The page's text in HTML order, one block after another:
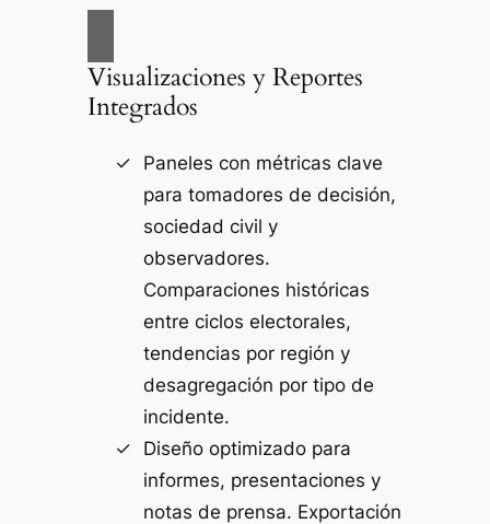
Visualizaciones y Reportes
Integrados
Paneles con métricas clave
para tomadores de decisión,
sociedad civil y
observadores.
Comparaciones históricas
entre ciclos electorales,
tendencias por región y
desagregación por tipo de
incidente.
Diseño optimizado para
informes, presentaciones y
notas de prensa. Exportación